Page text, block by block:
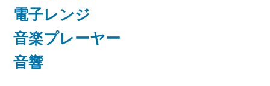
電子レンジ
音楽プレーヤー
音響